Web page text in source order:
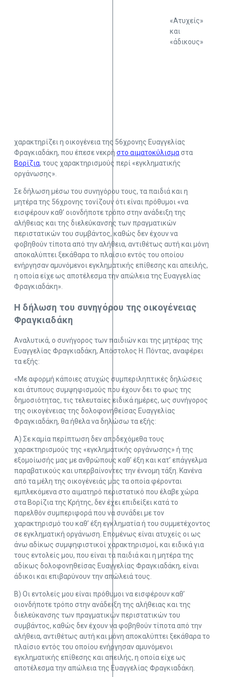
«Ατυχείς»
και
«άδικους»
χαρακτηρίζει η οικογένεια της 56χρονης Ευαγγελίας
Φραγκιαδάκη, που έπεσε νεκρή στο αιματοκύλισμαστα
Βορίζια, τους χαρακτηρισμούς περί «εγκληματικής
οργάνωσης».
Σε δήλωση μέσω του συνηγόρου τους, τα παιδιά και η
μητέρα της 56χρονης τονίζουν ότι είναι πρόθυμοι «να
εισφέρουν καθ’ οιονδήποτε τρόπο στην ανάδειξη της
αλήθειας και της διελεύκανσης των πραγματικών
περιστατικών του συμβάντος, καθώς δεν έχουν να
φοβηθούν τίποτα από την αλήθεια, αντιθέτως αυτή και μόνη
αποκαλύπτει ξεκάθαρα το πλαίσιο εντός του οποίου
ενήργησαν αμυνόμενοι εγκληματικής επίθεσης και απειλής,
η οποία είχε ως αποτέλεσμα την απώλεια της Ευαγγελίας
Φραγκιαδάκη».
Η δήλωση του συνηγόρου της οικογένειας
Φραγκιαδάκη
Αναλυτικά, ο συνήγορος των παιδιών και της μητέρας της
Ευαγγελίας Φραγκιαδάκη, Απόστολος Η. Πόντας, αναφέρει
τα εξής:
«Με αφορμή κάποιες ατυχώς συμπεριληπτικές δηλώσεις
και άτυπους συμψηφισμούς που έχουν δει το φως της
δημοσιότητας, τις τελευταίες ειδικά ημέρες, ως συνήγορος
της οικογένειας της δολοφονηθείσας Ευαγγελίας
Φραγκιαδάκη, θα ήθελα να δηλώσω τα εξής:
Α) Σε καμία περίπτωση δεν αποδεχόμεθα τους
χαρακτηρισμούς της «εγκληματικής οργάνωσης» ή της
εξομοίωσής μας με ανθρώπους καθ’ έξη και κατ’ επάγγελμα
παραβατικούς και υπερβαίνοντες την έννομη τάξη. Κανένα
από τα μέλη της οικογένειάς μας τα οποία φέρονται
εμπλεκόμενα στο αιματηρό περιστατικό που έλαβε χώρα
στα Βορίζια της Κρήτης, δεν έχει επιδείξει κατά το
παρελθόν συμπεριφορά που να συνάδει με τον
χαρακτηρισμό του καθ’ έξη εγκληματία ή του συμμετέχοντος
σε εγκληματική οργάνωση. Επομένως είναι ατυχείς οι ως
άνω αδίκως συμψηφιστικοί χαρακτηρισμοί, και ειδικά για
τους εντολείς μου, που είναι τα παιδιά και η μητέρα της
αδίκως δολοφονηθείσας Ευαγγελίας Φραγκιαδάκη, είναι
άδικοι και επιβαρύνουν την απώλειά τους.
Β) Οι εντολείς μου είναι πρόθυμοι να εισφέρουν καθ’
οιονδήποτε τρόπο στην ανάδειξη της αλήθειας και της
διελεύκανσης των πραγματικών περιστατικών του
συμβάντος, καθώς δεν έχουν να φοβηθούν τίποτα από την
αλήθεια, αντιθέτως αυτή και μόνη αποκαλύπτει ξεκάθαρα το
πλαίσιο εντός του οποίου ενήργησαν αμυνόμενοι
εγκληματικής επίθεσης και απειλής, η οποία είχε ως
αποτέλεσμα την απώλεια της Ευαγγελίας Φραγκιαδάκη.